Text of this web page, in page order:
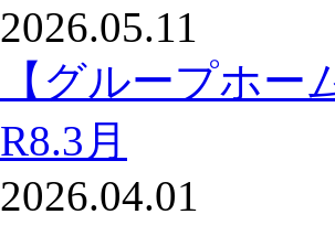
2026.05.11
【グループホ
R8.3月
2026.04.01